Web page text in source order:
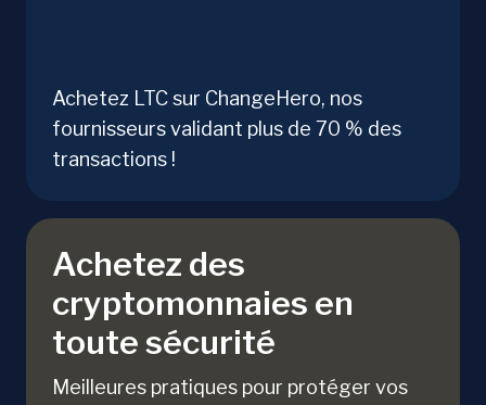
Achetez LTC sur ChangeHero, nos
fournisseurs validant plus de 70 % des
transactions !
Achetez des
cryptomonnaies en
toute sécurité
Meilleures pratiques pour protéger vos